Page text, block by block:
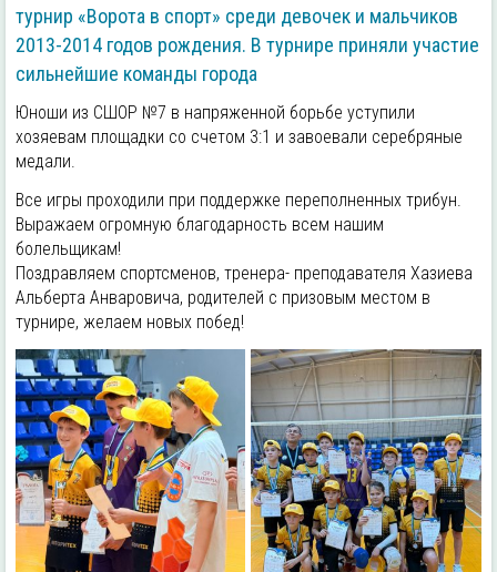
турнир «Ворота в спорт» среди девочек и мальчиков
2013-2014 годов рождения. В турнире приняли участие
сильнейшие команды города
Юноши из СШОР №7 в напряженной борьбе уступили
хозяевам площадки со счетом 3:1 и завоевали серебряные
медали.
Все игры проходили при поддержке переполненных трибун.
Выражаем огромную благодарность всем нашим
болельщикам!
Поздравляем спортсменов, тренера- преподавателя Хазиева
Альберта Анваровича, родителей с призовым местом в
турнире, желаем новых побед!